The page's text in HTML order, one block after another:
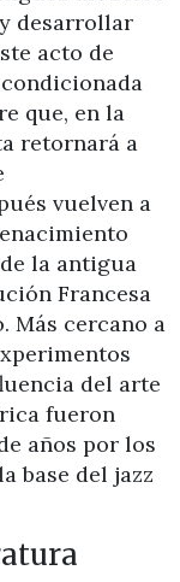
desarrollar
acto de
que, en la
retornará a
vuelven a
la antigua
Francesa
Más cercano a
del arte
fueron
años por los
base del jazz